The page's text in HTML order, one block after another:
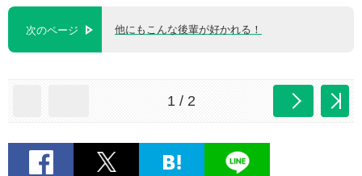
次のページ 他にもこんな後輩が好かれる！
1 / 2